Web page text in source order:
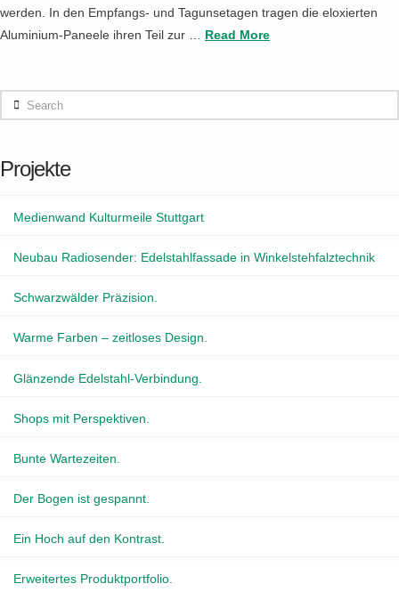
werden. In den Empfangs- und Tagunsetagen tragen die eloxierten
Aluminium-Paneele ihren Teil zur … Read More
Search
Projekte
Medienwand Kulturmeile Stuttgart
Neubau Radiosender: Edelstahlfassade in Winkelstehfalztechnik
Schwarzwälder Präzision.
Warme Farben – zeitloses Design.
Glänzende Edelstahl-Verbindung.
Shops mit Perspektiven.
Bunte Wartezeiten.
Der Bogen ist gespannt.
Ein Hoch auf den Kontrast.
Erweitertes Produktportfolio.